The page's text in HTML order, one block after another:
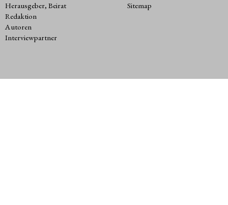
Herausgeber, Beirat
Redaktion
Autoren
Interviewpartner
Sitemap